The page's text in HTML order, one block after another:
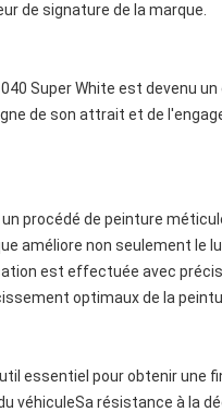
de signature de la marque.
Super White est devenu
de son attrait et de
procédé de peinture
améliore non seulement le
est effectuée avec
optimaux de la
essentiel pour obtenir
véhiculeSa résistance à la